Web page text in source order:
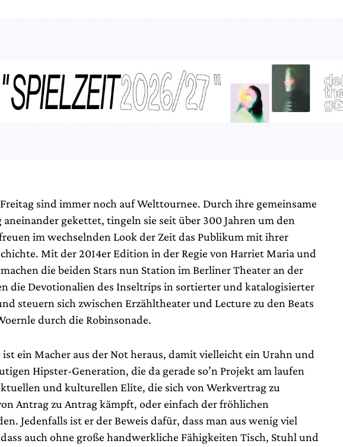
sind immer noch auf Welttournee. Durch ihre gemeinsame
gekettet, tingeln sie seit über 300 Jahren um den
im wechselnden Look der Zeit das Publikum mit ihrer
Mit der 2014er Edition in der Regie von Harriet Maria und
die beiden Stars nun Station im Berliner Theater an der
die Devotionalien des Inseltrips in sortierter und katalogisierter
steuern sich zwischen Erzähltheater und Lecture zu den Beats
durch die Robinsonade.
ist ein Macher aus der Not heraus, damit vielleicht ein Urahn und
Hipster-Generation, die da gerade so’n Projekt am laufen
und kulturellen Elite, die sich von Werkvertrag zu
Antrag zu Antrag kämpft, oder einfach der fröhlichen
Jedenfalls ist er der Beweis dafür, dass man aus wenig viel
auch ohne große handwerkliche Fähigkeiten Tisch, Stuhl und